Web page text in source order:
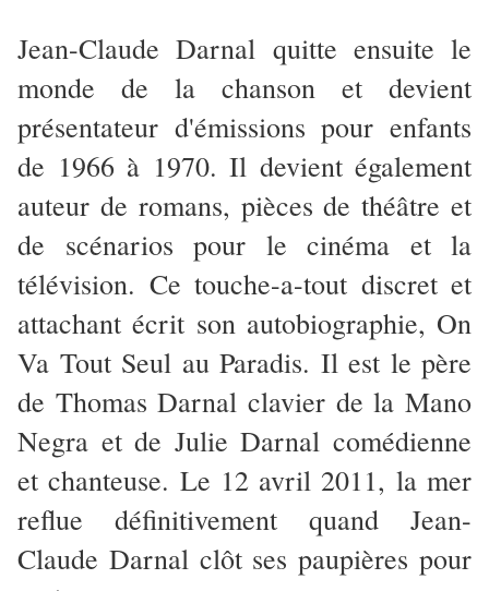
Jean-Claude Darnal quitte ensuite le
monde de la chanson et devient
présentateur d'émissions pour enfants
de 1966 à 1970. Il devient également
auteur de romans, pièces de théâtre et
de scénarios pour le cinéma et la
télévision. Ce touche-a-tout discret et
attachant écrit son autobiographie, On
Va Tout Seul au Paradis. Il est le père
de Thomas Darnal clavier de la Mano
Negra et de Julie Darnal comédienne
et chanteuse. Le 12 avril 2011, la mer
reflue définitivement quand Jean-
Claude Darnal clôt ses paupières pour